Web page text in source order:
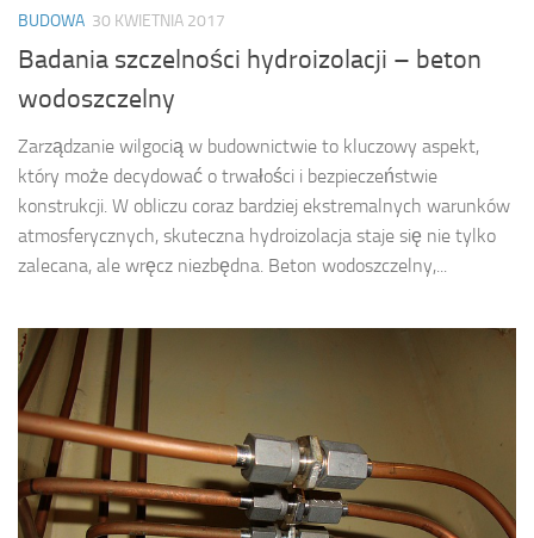
BUDOWA 30 KWIETNIA 2017
Badania szczelności hydroizolacji – beton
wodoszczelny
Zarządzanie wilgocią w budownictwie to kluczowy aspekt,
który może decydować o trwałości i bezpieczeństwie
konstrukcji. W obliczu coraz bardziej ekstremalnych warunków
atmosferycznych, skuteczna hydroizolacja staje się nie tylko
zalecana, ale wręcz niezbędna. Beton wodoszczelny,...